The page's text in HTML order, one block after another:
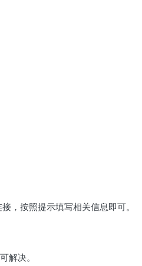
，按照提示填写相关信息即可。
解决。